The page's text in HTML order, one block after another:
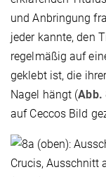
und Anbringung
jeder kannte, den
regelmäßig auf
geklebt ist, die
Nagel hängt (Abb.
auf Ceccos Bild